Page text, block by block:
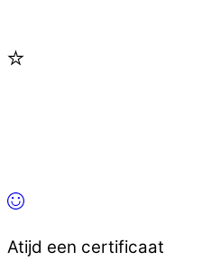
Atijd een certificaat